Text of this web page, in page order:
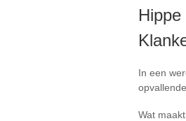
In een
Wat